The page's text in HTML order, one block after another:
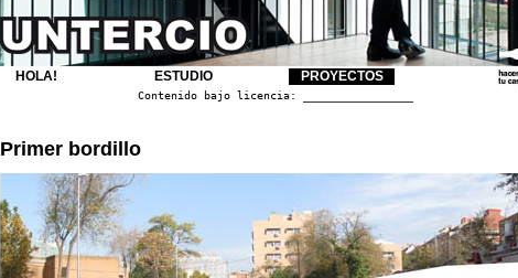
HOLA! ESTUDIO PROYECTOS
Contenido bajo licencia:
Primer bordillo